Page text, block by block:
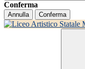
Conferma
Annulla Conferma